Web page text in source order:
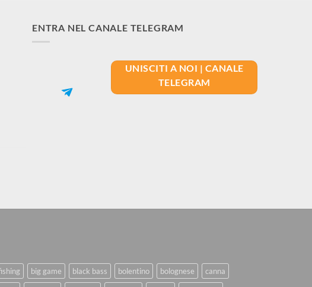
ENTRA NEL CANALE TELEGRAM
UNISCITI A NOI | CANALE
TELEGRAM
big game black bass bolentino bolognese
canna